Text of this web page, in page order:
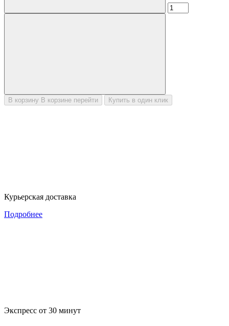
В корзину В корзине перейти Купить в один клик
Курьерская доставка
Подробнее
Экспресс от 30 минут